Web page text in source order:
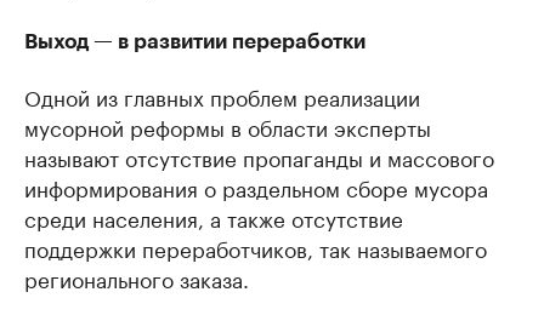
Выход — в развитии переработки
Одной из главных проблем реализации
мусорной реформы в области эксперты
называют отсутствие пропаганды и массового
информирования о раздельном сборе мусора
среди населения, а также отсутствие
поддержки переработчиков, так называемого
регионального заказа.